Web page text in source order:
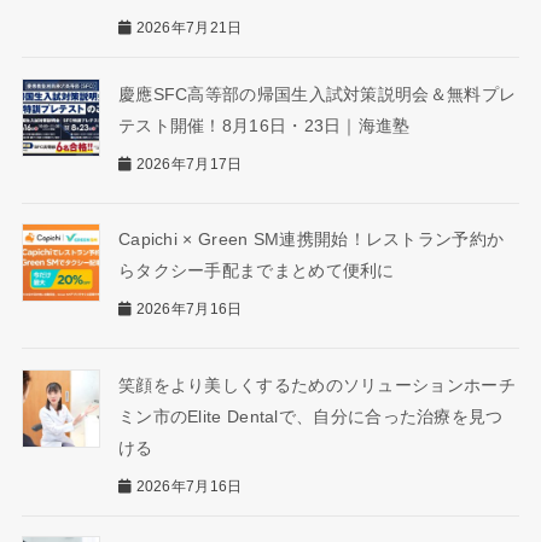
2026年7月21日
慶應SFC高等部の帰国生入試対策説明会＆無料プレ
テスト開催！8月16日・23日｜海進塾
2026年7月17日
Capichi × Green SM連携開始！レストラン予約か
らタクシー手配までまとめて便利に
2026年7月16日
笑顔をより美しくするためのソリューションホーチ
ミン市のElite Dentalで、自分に合った治療を見つ
ける
2026年7月16日